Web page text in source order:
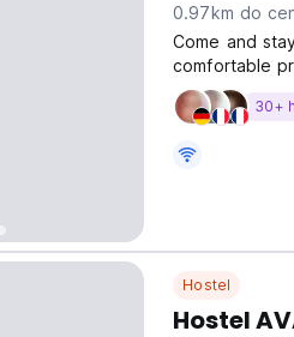
0.97km do
Come and
comfortable
30+
Hostel
Hostel